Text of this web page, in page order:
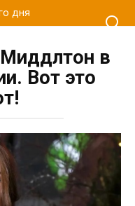
дня
в
Вот это